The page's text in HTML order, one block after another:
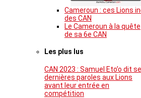
Cameroun : ces Lions
des CAN
Le Cameroun à la quête
de sa 6e CAN
Les plus lus
CAN 2023 : Samuel Eto’o dit
dernières paroles aux Lions
avant leur entrée en
compétition